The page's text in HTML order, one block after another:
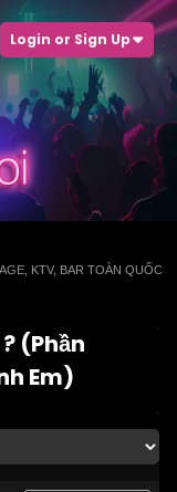
Login or Sign Up
KTV, BAR TOÀN QUỐC
(Phần
Em)